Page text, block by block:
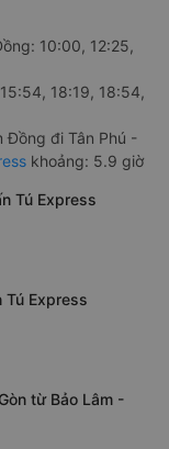
10:00, 12:25,
18:19, 18:54,
Đồng đi Tân Phú -
khoảng: 5.9 giờ
Tú Express
Tú Express
từ Bảo Lâm -